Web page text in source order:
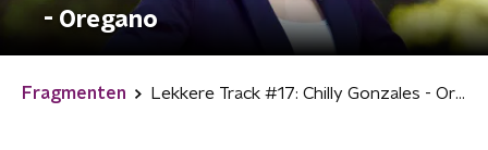
- Oregano
Fragmenten Lekkere Track #17: Chilly Gonzales - Oregano